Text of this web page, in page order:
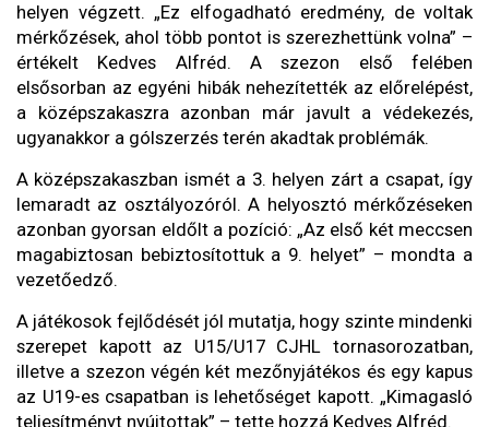
helyen végzett. „Ez elfogadható eredmény, de voltak
mérkőzések, ahol több pontot is szerezhettünk volna” –
értékelt Kedves Alfréd. A szezon első felében
elsősorban az egyéni hibák nehezítették az előrelépést,
a középszakaszra azonban már javult a védekezés,
ugyanakkor a gólszerzés terén akadtak problémák.
A középszakaszban ismét a 3. helyen zárt a csapat, így
lemaradt az osztályozóról. A helyosztó mérkőzéseken
azonban gyorsan eldőlt a pozíció: „Az első két meccsen
magabiztosan bebiztosítottuk a 9. helyet” – mondta a
vezetőedző.
A játékosok fejlődését jól mutatja, hogy szinte mindenki
szerepet kapott az U15/U17 CJHL tornasorozatban,
illetve a szezon végén két mezőnyjátékos és egy kapus
az U19-es csapatban is lehetőséget kapott. „Kimagasló
teljesítményt nyújtottak” – tette hozzá Kedves Alfréd.